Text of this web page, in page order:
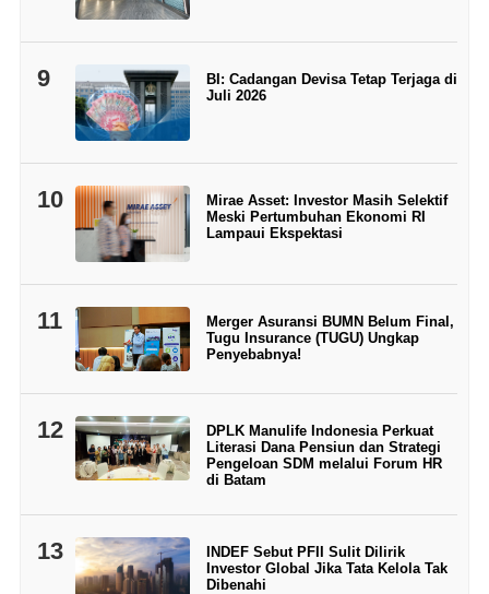
9
BI: Cadangan Devisa Tetap Terjaga di
Juli 2026
10
Mirae Asset: Investor Masih Selektif
Meski Pertumbuhan Ekonomi RI
Lampaui Ekspektasi
11
Merger Asuransi BUMN Belum Final,
Tugu Insurance (TUGU) Ungkap
Penyebabnya!
12
DPLK Manulife Indonesia Perkuat
Literasi Dana Pensiun dan Strategi
Pengeloan SDM melalui Forum HR
di Batam
13
INDEF Sebut PFII Sulit Dilirik
Investor Global Jika Tata Kelola Tak
Dibenahi